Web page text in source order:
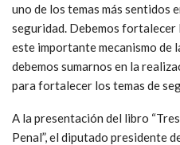
uno de los temas más sentidos
seguridad. Debemos fortalecer
este importante mecanismo de
debemos sumarnos en la
para fortalecer los temas de
A la presentación del libro
Penal”, el diputado presidente